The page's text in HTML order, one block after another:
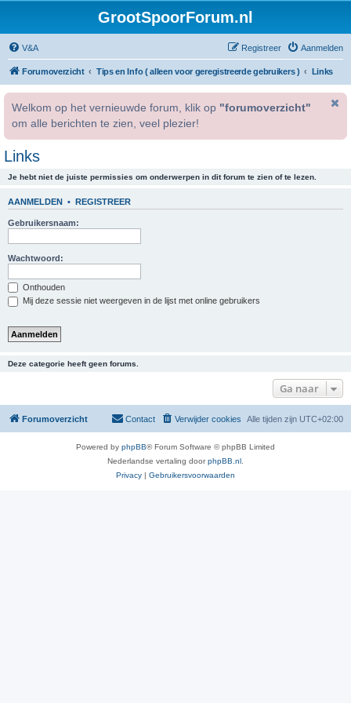
GrootSpoorForum.nl
V&A Aanmelden
Registreer
Forumoverzicht Tips en Info ( alleen voor geregistreerde gebruikers ) Links
Welkom op het vernieuwde forum, klik op "forumoverzicht"
om alle berichten te zien, veel plezier!
Links
Je hebt niet de juiste permissies om onderwerpen in dit forum te zien of te lezen.
AANMELDEN • REGISTREER
Gebruikersnaam:
Wachtwoord:
Onthouden
Mij deze sessie niet weergeven in de lijst met online gebruikers
Deze categorie heeft geen forums.
Ga naar
Forumoverzicht Alle tijden zijn UTC+02:00
Verwijder cookies
Contact
Powered by phpBB® Forum Software © phpBB Limited
Nederlandse vertaling doorphpBB.nl
Privacy | Gebruikersvoorwaarden